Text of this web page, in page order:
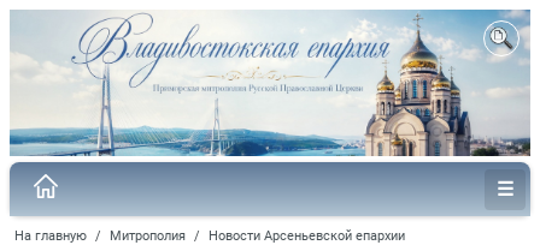
На главную / Митрополия / Новости Арсеньевской епархии